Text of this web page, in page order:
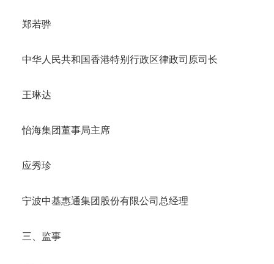
郑若骅
中华人民共和国香港特别行政区律政司原司长
王琳达
怡海集团董事局主席
应秀珍
宁波中基惠通集团股份有限公司总经理
三、监事